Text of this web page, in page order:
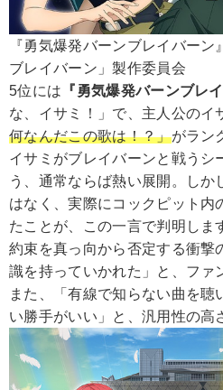
『勇気爆発バーンブレイバー
ブレイバーン」製作委員会
5位には 『勇気爆発バーンブレ
な、イサミ！」で、主人公のイ
何なんだこの歌は！？」がラン
イサミがブレイバーンと戦うシ
う、通常ならば熱い展開。しか
はなく、実際にコックピット内
たことが、この一言で判明しま
約束を真っ向から否定する衝撃
識を持っていかれた」と、ファ
また、「有線で知らない曲を聴
い勝手がいい」と、汎用性の高